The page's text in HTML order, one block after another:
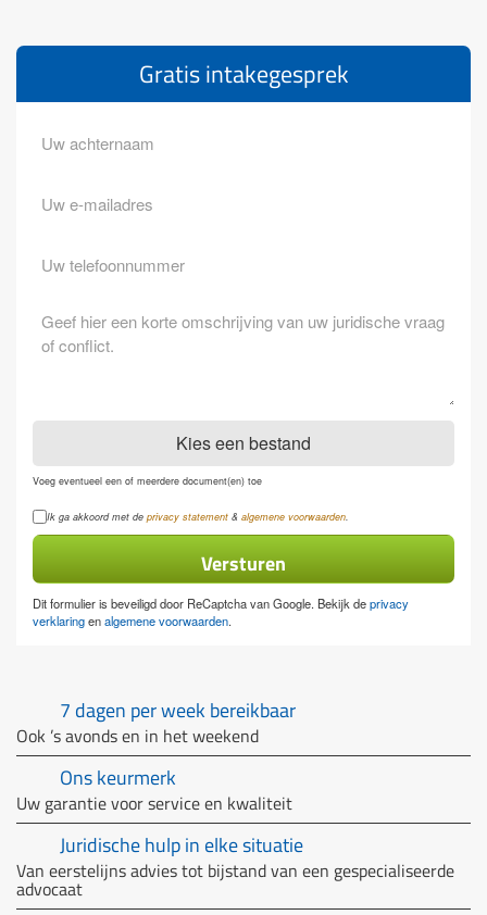
Gratis intakegesprek
Eventuele
opmerkingen
Kies een bestand
Voeg eventueel een of meerdere document(en) toe
Privacyverklaring
Ik ga akkoord met de privacy statement & algemene voorwaarden
Dit formulier is beveiligd door ReCaptcha van Google. Bekijk deprivacy
verklaringenalgemene voorwaarden.
7 dagen per week bereikbaar
Ook ’s avonds en in het weekend
Ons keurmerk
Uw garantie voor service en kwaliteit
Juridische hulp in elke situatie
Van eerstelijns advies tot bijstand van een gespecialiseerde
advocaat